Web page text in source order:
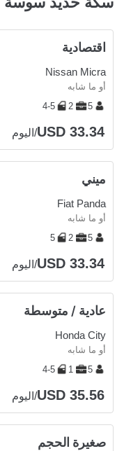
اقتصادية
Nissan Micra
أو ما شابه
5
2
4-5
USD 33.34/اليوم
ميني
Fiat Panda
أو ما شابه
5
2
5
USD 33.34/اليوم
عادية / متوسطة
Honda City
أو ما شابه
5
1
4-5
USD 35.56/اليوم
صغيرة الحجم